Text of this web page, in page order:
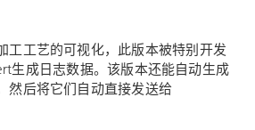
工工艺的可视化，此版本被特别开发
生成日志数据。该版本还能自动生成
然后将它们自动直接发送给